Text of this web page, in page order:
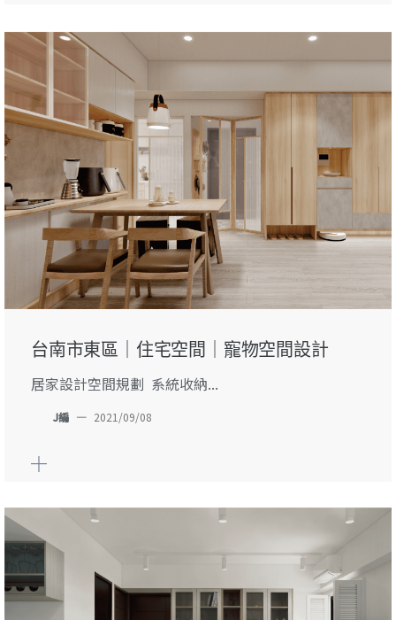
台南市東區｜住宅空間｜寵物空間設計
居家設計空間規劃 系統收納...
J編 — 2021/09/08